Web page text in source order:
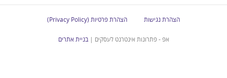
הצהרת נגישות הצהרת פרטיות (Privacy Policy)
אפ - פתרונות אינטרנט לעסקים |בניית אתרים